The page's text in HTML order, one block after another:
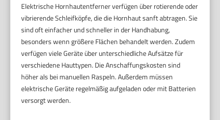
Elektrische Hornhautentferner verfügen über rotierende oder
vibrierende Schleifköpfe, die die Hornhaut sanft abtragen. Sie
sind oft einfacher und schneller in der Handhabung,
besonders wenn größere Flächen behandelt werden. Zudem
verfügen viele Geräte über unterschiedliche Aufsätze für
verschiedene Hauttypen. Die Anschaffungskosten sind
höher als bei manuellen Raspeln. Außerdem müssen
elektrische Geräte regelmäßig aufgeladen oder mit Batterien
versorgt werden.